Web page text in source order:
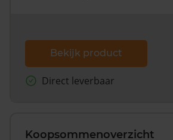
Bekijk product
Direct leverbaar
Koopsommenoverzicht